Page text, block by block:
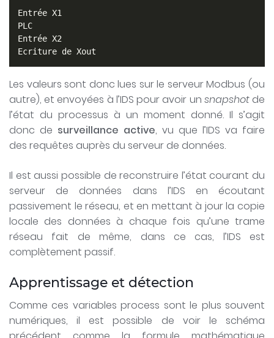
Entrée X1
PLC
Entrée X2
Ecriture de Xout
Les valeurs sont donc lues sur le serveur Modbus (ou
autre), et envoyées à l’IDS pour avoir un snapshotde
l’état du processus à un moment donné. Il s’agit
donc de surveillance active, vu que l’IDS va faire
des requêtes auprès du serveur de données.
Il est aussi possible de reconstruire l’état courant du
serveur de données dans l’IDS en écoutant
passivement le réseau, et en mettant à jour la copie
locale des données à chaque fois qu’une trame
réseau fait de même, dans ce cas, l’IDS est
complètement passif.
Apprentissage et détection
Comme ces variables process sont le plus souvent
numériques, il est possible de voir le schéma